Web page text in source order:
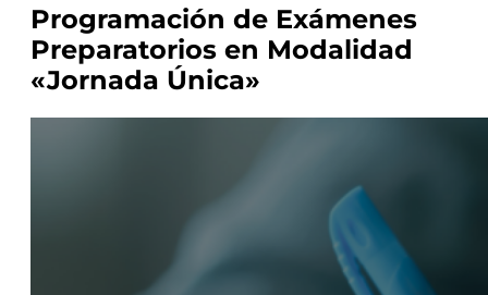
Programación de Exámenes
Preparatorios en Modalidad
«Jornada Única»